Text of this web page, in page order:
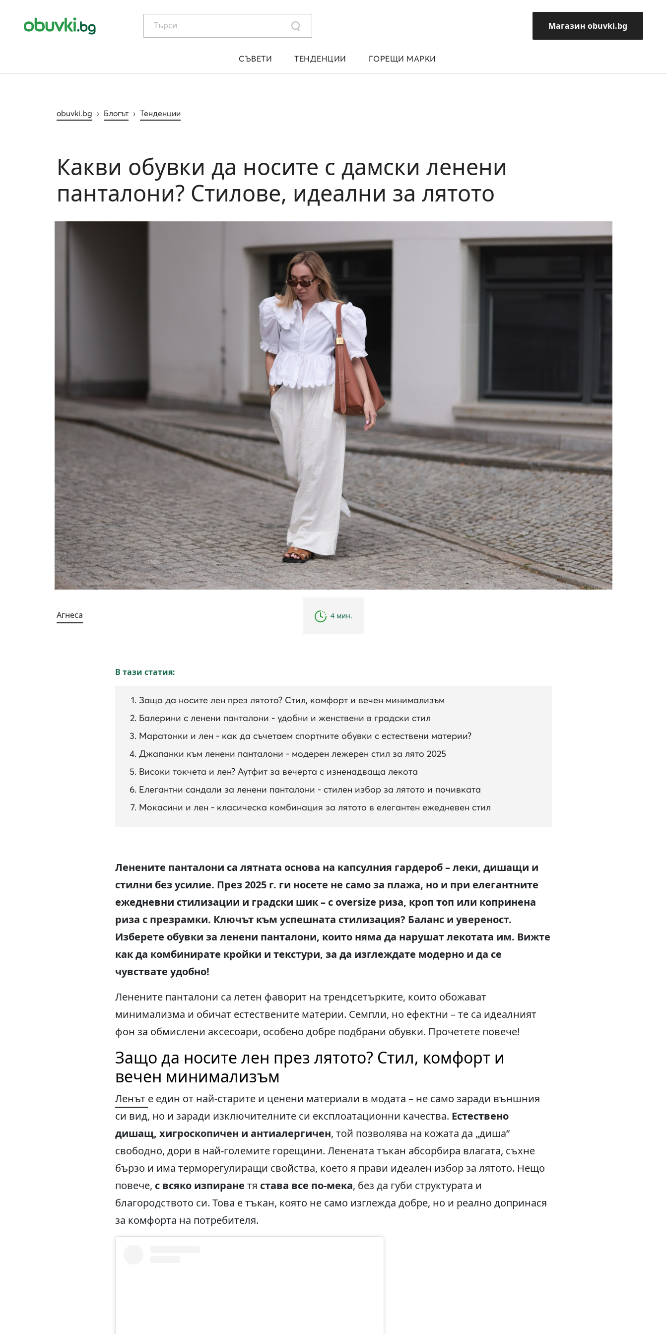
Търси Магазин obuvki.bg
СЪВЕТИ ТЕНДЕНЦИИ ГОРЕЩИ МАРКИ
obuvki.bg › Блогът › Тенденции
Какви обувки да носите с дамски ленени
панталони? Стилове, идеални за лятото
Тенденции
Агнеса 4 мин.
В тази статия:
Защо да носите лен през лятото? Стил, комфорт и вечен минимализъм
Балерини с ленени панталони - удобни и женствени в градски стил
Маратонки и лен - как да съчетаем спортните обувки с естествени материи?
Джапанки към ленени панталони - модерен лежерен стил за лято 2025
Високи токчета и лен? Аутфит за вечерта с изненадваща лекота
Елегантни сандали за ленени панталони - стилен избор за лятото и почивката
Мокасини и лен - класическа комбинация за лятото в елегантен ежедневен стил
Ленените панталони са лятната основа на капсулния гардероб – леки, дишащи и
стилни без усилие. През 2025 г. ги носете не само за плажа, но и при елегантните
ежедневни стилизации и градски шик – с oversize риза, кроп топ или копринена
риза с презрамки. Ключът към успешната стилизация? Баланс и увереност.
Изберете обувки за ленени панталони, които няма да нарушат лекотата им. Вижте
как да комбинирате кройки и текстури, за да изглеждате модерно и да се
чувствате удобно!
Ленените панталони са летен фаворит на трендсетърките, които обожават
минимализма и обичат естествените материи. Семпли, но ефектни – те са идеалният
фон за обмислени аксесоари, особено добре подбрани обувки. Прочетете повече!
Защо да носите лен през лятото? Стил, комфорт и
вечен минимализъм
Ленът е един от най-старите и ценени материали в модата – не само заради външния
си вид, но и заради изключителните си експлоатационни качества. Естествено
дишащ, хигроскопичен и антиалергичен, той позволява на кожата да „диша“
свободно, дори в най-големите горещини. Ленената тъкан абсорбира влагата, съхне
бързо и има терморегулиращи свойства, което я прави идеален избор за лятото. Нещо
повече, с всяко изпиране тя става все по-мека, без да губи структурата и
благородството си. Това е тъкан, която не само изглежда добре, но и реално допринася
за комфорта на потребителя.